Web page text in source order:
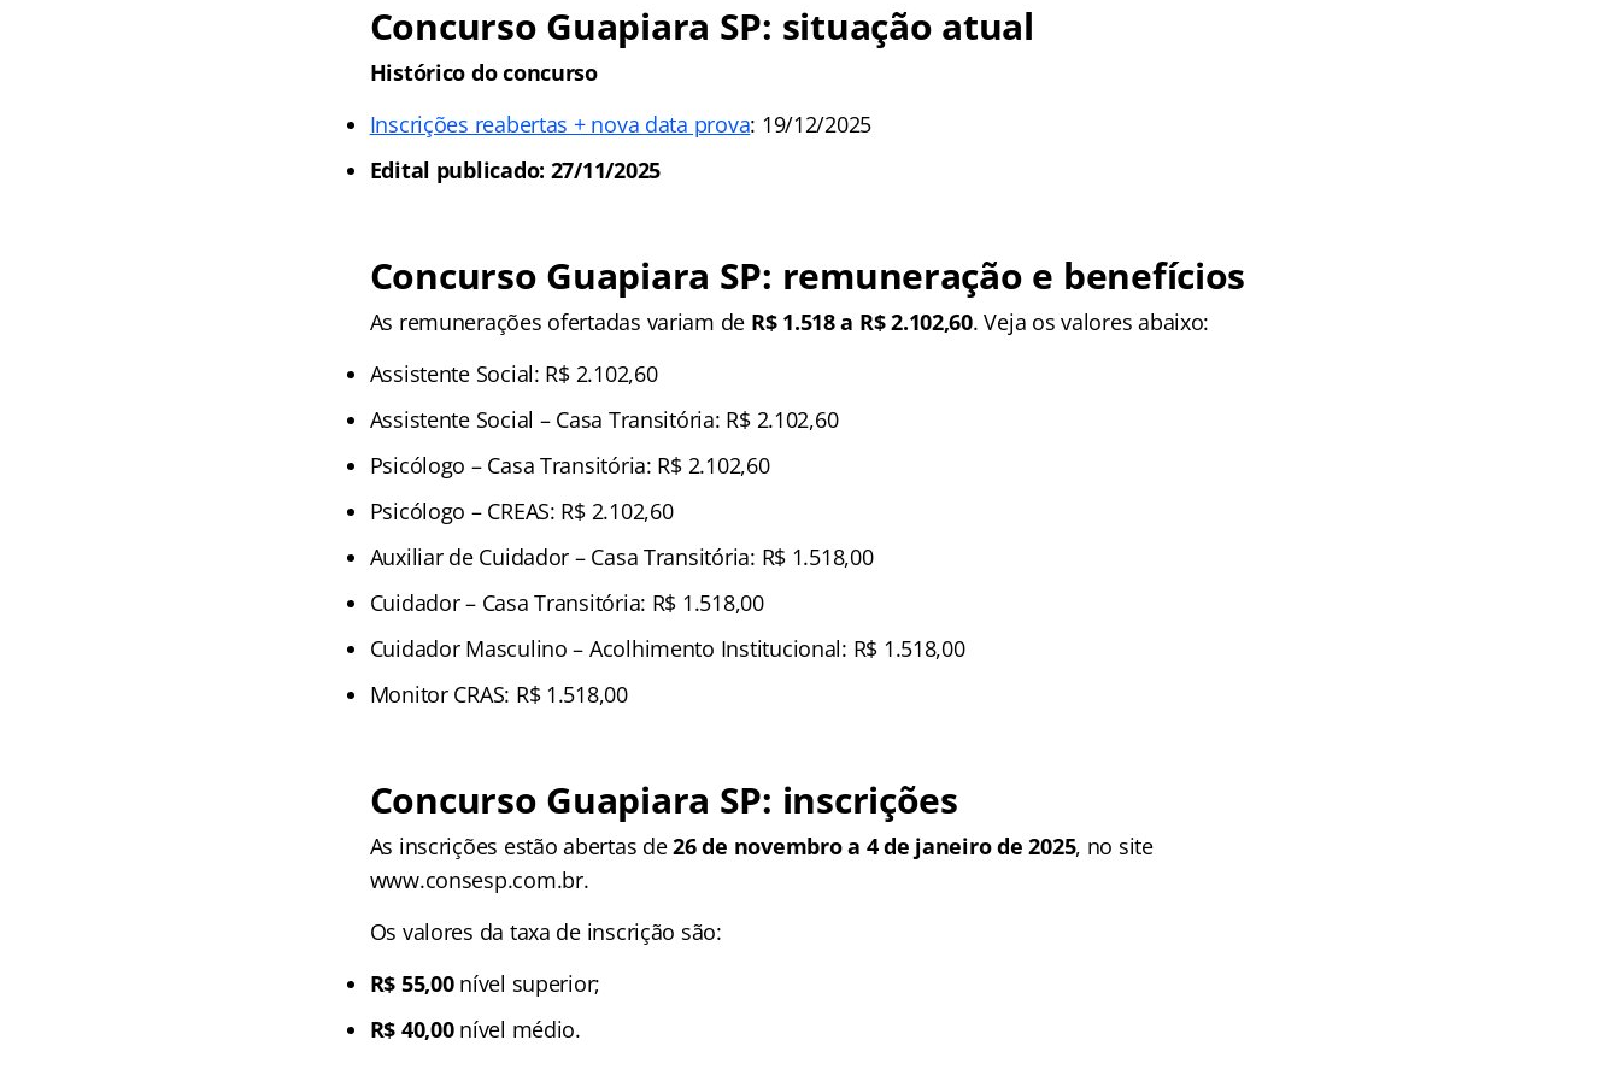
Concurso Guapiara SP: situação atual
Histórico do concurso
Inscrições reabertas + nova data prova: 19/12/2025
Edital publicado: 27/11/2025
Concurso Guapiara SP: remuneração e benefícios
As remunerações ofertadas variam de R$ 1.518 a R$ 2.102,60. Veja os valores abaixo:
Assistente Social: R$ 2.102,60
Assistente Social – Casa Transitória: R$ 2.102,60
Psicólogo – Casa Transitória: R$ 2.102,60
Psicólogo – CREAS: R$ 2.102,60
Auxiliar de Cuidador – Casa Transitória: R$ 1.518,00
Cuidador – Casa Transitória: R$ 1.518,00
Cuidador Masculino – Acolhimento Institucional: R$ 1.518,00
Monitor CRAS: R$ 1.518,00
Concurso Guapiara SP: inscrições
As inscrições estão abertas de26 de novembro a 4 de janeiro de 2025, no site
www.consesp.com.br.
Os valores da taxa de inscrição são:
R$ 55,00nível superior;
R$ 40,00nível médio.